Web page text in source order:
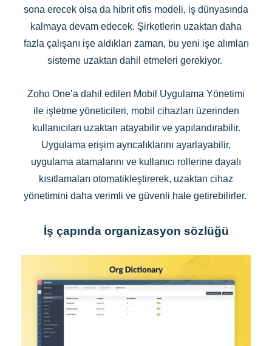
sona erecek olsa da hibrit ofis modeli, iş dünyasında
kalmaya devam edecek. Şirketlerin uzaktan daha
fazla çalışanı işe aldıkları zaman, bu yeni işe alımları
sisteme uzaktan dahil etmeleri gerekiyor.
Zoho One’a dahil edilen Mobil Uygulama Yönetimi
ile işletme yöneticileri, mobil cihazları üzerinden
kullanıcıları uzaktan atayabilir ve yapılandırabilir.
Uygulama erişim ayrıcalıklarını ayarlayabilir,
uygulama atamalarını ve kullanıcı rollerine dayalı
kısıtlamaları otomatikleştirerek, uzaktan cihaz
yönetimini daha verimli ve güvenli hale getirebilirler.
İş çapında organizasyon sözlüğü